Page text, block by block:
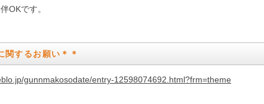
OKです。
関するお願い＊＊
gunnmakosodate/entry-12598074692.html?frm=theme